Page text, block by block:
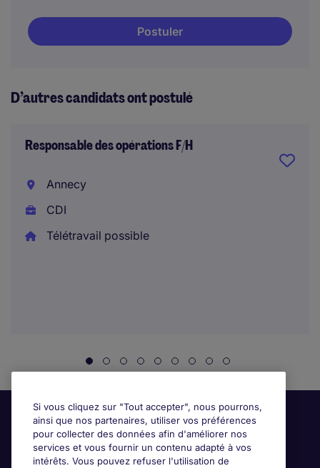
Postuler
D’autres candidats ont postulé
Responsable des opérations F/H
Annecy
CDI
Télétravail possible
Si vous cliquez sur "Tout accepter", nous pourrons,
ainsi que nos partenaires, utiliser vos préférences
pour collecter des données afin d'améliorer nos
services et vous fournir un contenu adapté à vos
intérêts. Vous pouvez refuser l'utilisation de